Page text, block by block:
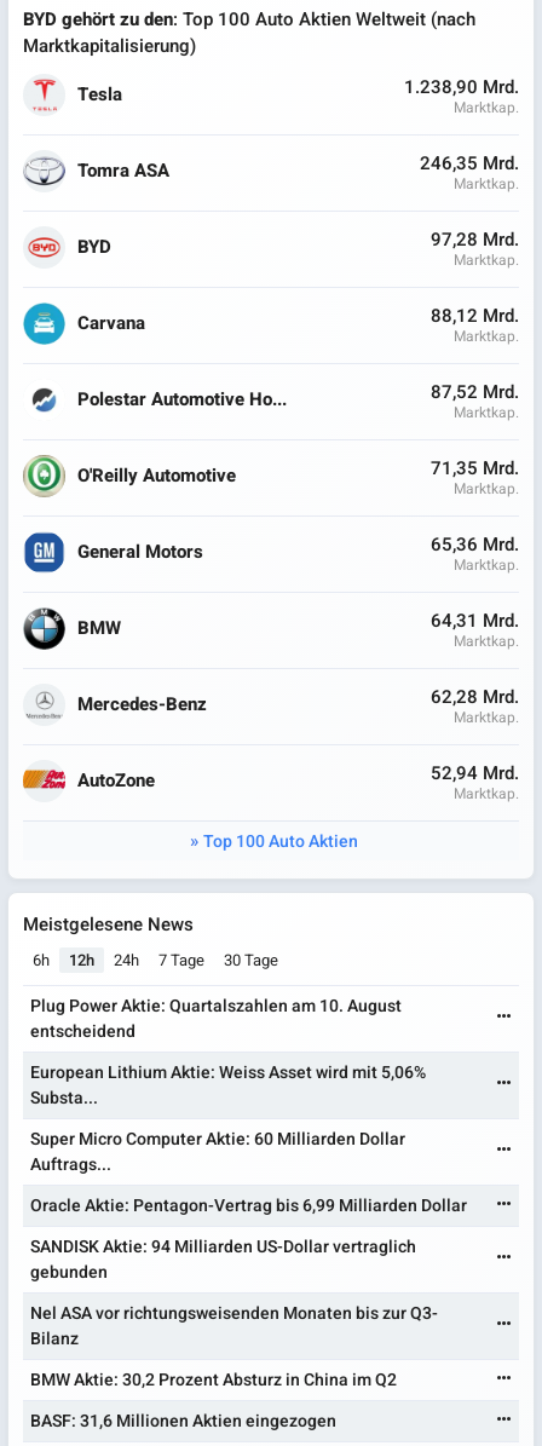
BYD gehört zu den: Top 100 Auto Aktien Weltweit (nach
Marktkapitalisierung)
Tesla
1.238,90 Mrd.
Marktkap.
Tomra ASA 246,35 Mrd.
Marktkap.
BYD 97,28 Mrd.
Marktkap.
Carvana 88,12 Mrd.
Marktkap.
Polestar Automotive Ho... 87,52 Mrd.
Marktkap.
O'Reilly Automotive 71,35 Mrd.
Marktkap.
General Motors 65,36 Mrd.
Marktkap.
BMW 64,31 Mrd.
Marktkap.
Mercedes-Benz 62,28 Mrd.
Marktkap.
AutoZone 52,94 Mrd.
Marktkap.
Top 100 Auto Aktien
Meistgelesene News
6h 12h 24h 7 Tage 30 Tage
Plug Power Aktie: Quartalszahlen am 10. August
entscheidend
European Lithium Aktie: Weiss Asset wird mit 5,06%
Substa...
Super Micro Computer Aktie: 60 Milliarden Dollar
Auftrags...
Oracle Aktie: Pentagon-Vertrag bis 6,99 Milliarden Dollar
SANDISK Aktie: 94 Milliarden US-Dollar vertraglich
gebunden
Nel ASA vor richtungsweisenden Monaten bis zur Q3-
Bilanz
BMW Aktie: 30,2 Prozent Absturz in China im Q2
BASF: 31,6 Millionen Aktien eingezogen